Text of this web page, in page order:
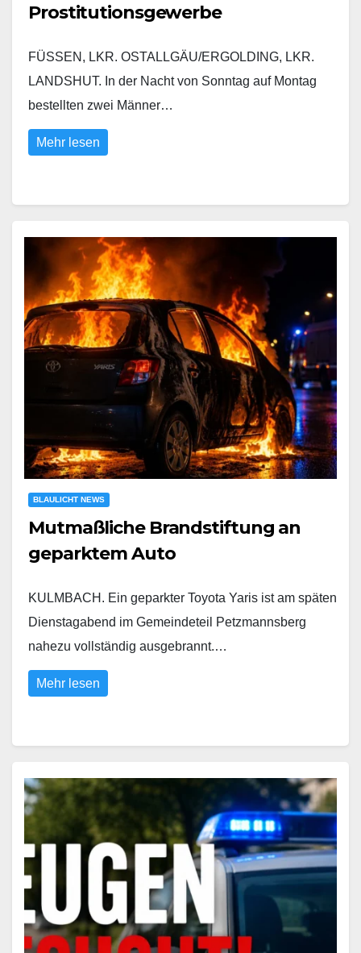
Prostitutionsgewerbe
FÜSSEN, LKR. OSTALLGÄU/ERGOLDING, LKR.
LANDSHUT. In der Nacht von Sonntag auf Montag
bestellten zwei Männer…
Mehr lesen
BLAULICHT NEWS
Mutmaßliche Brandstiftung an
geparktem Auto
KULMBACH. Ein geparkter Toyota Yaris ist am späten
Dienstagabend im Gemeindeteil Petzmannsberg
nahezu vollständig ausgebrannt.…
Mehr lesen